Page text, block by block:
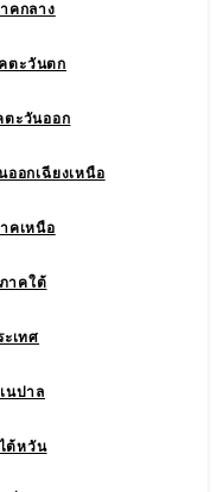
คกลาง
ตะวันตก
ตะวันออก
ออกเฉียงเหนือ
คเหนือ
ภาคใต้
เทศ
เนปาล
ไต้หวัน